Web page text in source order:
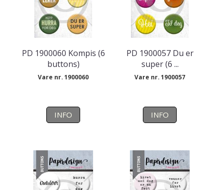
PD 1900060 Kompis (6
buttons)
Vare nr. 1900060
INFO
PD 1900057 Du er
super (6 ...
Vare nr. 1900057
INFO